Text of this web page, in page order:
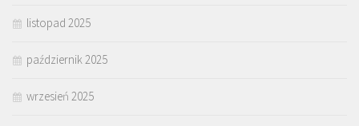
listopad 2025
październik 2025
wrzesień 2025